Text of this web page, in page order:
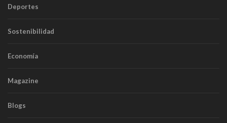
Deportes
Sostenibilidad
Economía
Magazine
Blogs